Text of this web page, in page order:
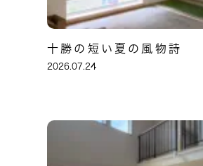
十勝の短い夏の風物詩
2026.07.24